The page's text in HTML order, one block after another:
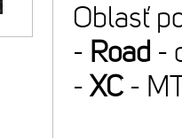
Oblasť
- Road -
- XC -